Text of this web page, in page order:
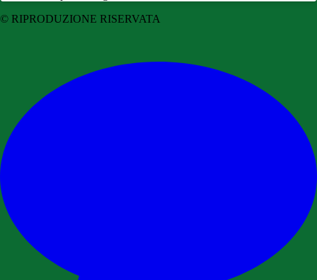
© RIPRODUZIONE RISERVATA